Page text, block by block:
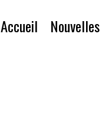
Accueil Nouvelles